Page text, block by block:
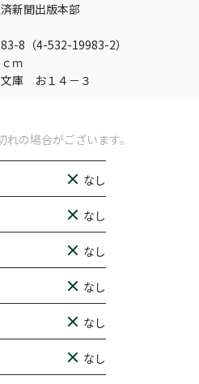
新聞出版本部
8（4-532-19983-2）
ｍ
庫 お１４－３
の場合がございます。
なし
なし
なし
なし
なし
なし